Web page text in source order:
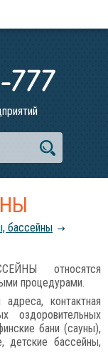
бассейны
относятся
процедурами.
контактная
оздоровительных
бани (сауны),
детские бассейны,